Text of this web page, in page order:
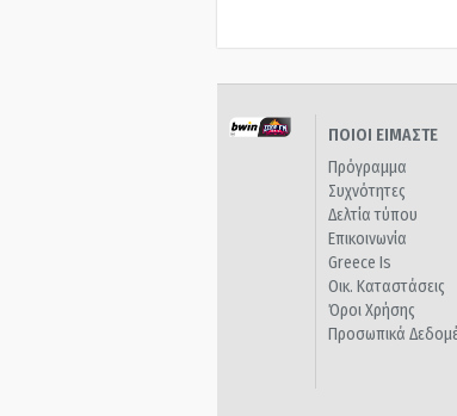
ΠΟΙΟΙ ΕΙΜΑΣΤΕ
Πρόγραμμα
Συχνότητες
Δελτία τύπου
Επικοινωνία
Greece Is
Οικ. Καταστάσεις
Όροι Χρήσης
Προσωπικά